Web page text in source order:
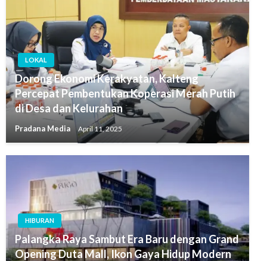
LOKAL
Dorong Ekonomi Kerakyatan, Kalteng
Percepat Pembentukan Koperasi Merah Putih
di Desa dan Kelurahan
Pradana Media April 11, 2025
HIBURAN
Palangka Raya Sambut Era Baru dengan Grand
Opening Duta Mall, Ikon Gaya Hidup Modern